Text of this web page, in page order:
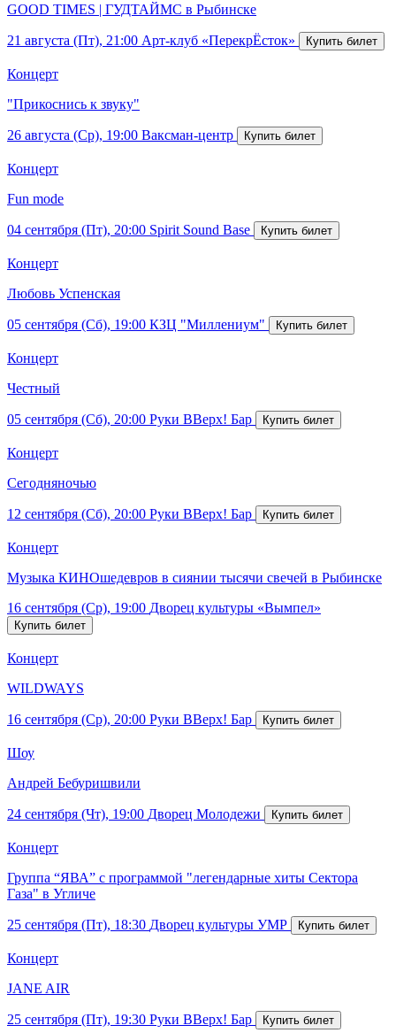
GOOD TIMES | ГУДТАЙМС в Рыбинске
21 августа (Пт), 21:00 Арт-клуб «ПерекрЁсток»
Концерт
"Прикоснись к звуку"
26 августа (Ср), 19:00 Ваксман-центр
Концерт
Fun mode
04 сентября (Пт), 20:00 Spirit Sound Base
Концерт
Любовь Успенская
05 сентября (Сб), 19:00 КЗЦ "Миллениум"
Концерт
Честный
05 сентября (Сб), 20:00 Руки ВВерх! Бар
Концерт
Сегодняночью
12 сентября (Сб), 20:00 Руки ВВерх! Бар
Концерт
Музыка КИНОшедевров в сиянии тысячи свечей в Рыбинске
16 сентября (Ср), 19:00 Дворец культуры «Вымпел»
Концерт
WILDWAYS
16 сентября (Ср), 20:00 Руки ВВерх! Бар
Шоу
Андрей Бебуришвили
24 сентября (Чт), 19:00 Дворец Молодежи
Концерт
Группа “ЯВА” с программой "легендарные хиты Сектора
Газа" в Угличе
25 сентября (Пт), 18:30 Дворец культуры УМР
Концерт
JANE AIR
25 сентября (Пт), 19:30 Руки ВВерх! Бар